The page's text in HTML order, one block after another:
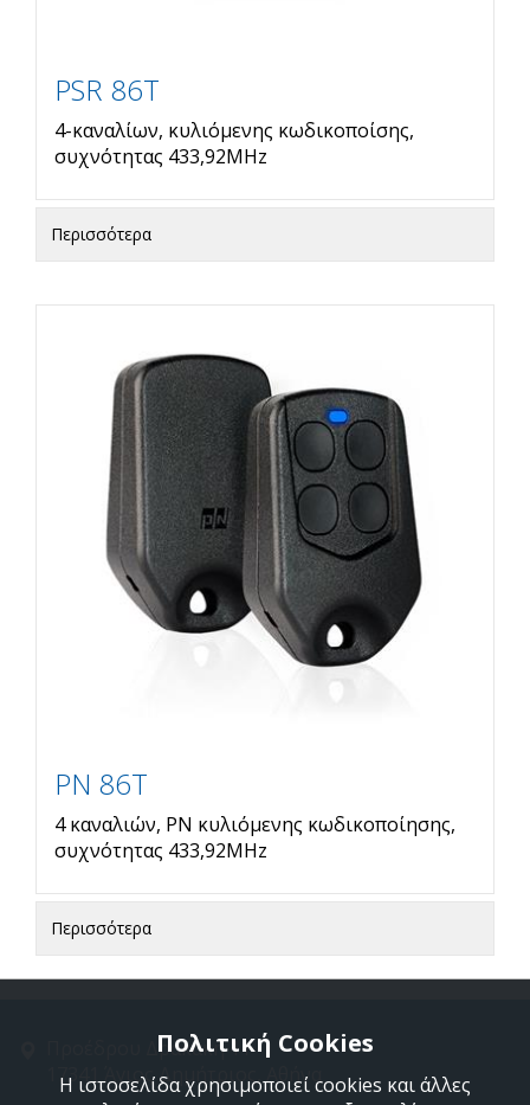
PSR 86T
4-καναλίων, κυλιόμενης κωδικοποίσης,
συχνότητας 433,92MHz
Περισσότερα
PN 86T
4 καναλιών, PN κυλιόμενης κωδικοποίησης,
συχνότητας 433,92MHz
Περισσότερα
Προέδρου Δρακάκη 11
17341 Άγιος Δημήτριος, Αθήνα
Πολιτική Cookies
Η ιστοσελίδα χρησιμοποιεί cookies και άλλες